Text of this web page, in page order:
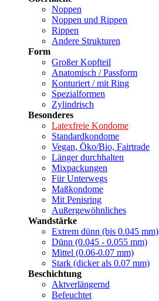
Noppen
Noppen und Rippen
Rippen
Andere Strukturen
Form
Großer Kopfteil
Anatomisch / Passform
Konturiert / mit Ring
Spezialformen
Zylindrisch
Besonderes
Latexfreie Kondome
Standardkondome
Vegan, Öko/Bio, Fairtrade
Länger durchhalten
Mixpackungen
Für Unterwegs
Maßkondome
Mit Penisring
Außergewöhnliches
Wandstärke
Extrem dünn (bis 0.045 mm)
Dünn (0.045 - 0.055 mm)
Mittel (0.06-0.07 mm)
Stark (dicker als 0.07 mm)
Beschichtung
Aktverlängernd
Befeuchtet